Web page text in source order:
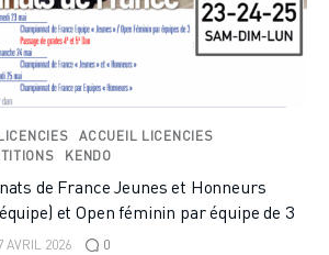
ACCUEIL LICENCIES
KENDO
de France Jeunes et Honneurs
et Open féminin par équipe de 3
AVRIL 2026 0